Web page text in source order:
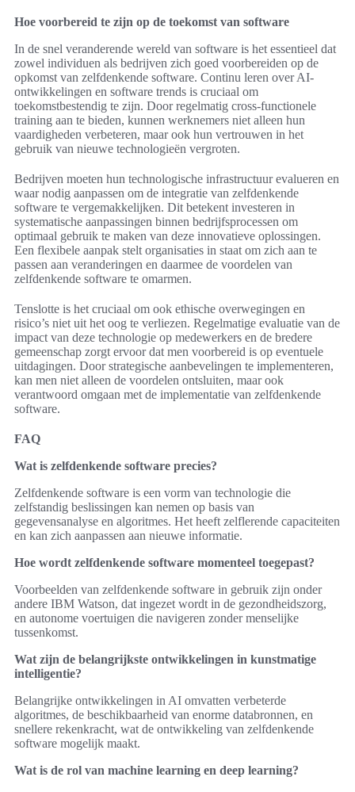
Hoe voorbereid te zijn op de toekomst van software
In de snel veranderende wereld van software is het essentieel dat
zowel individuen als bedrijven zich goed voorbereiden op de
opkomst van zelfdenkende software. Continu leren over AI-
ontwikkelingen en software trends is cruciaal om
toekomstbestendig te zijn. Door regelmatig cross-functionele
training aan te bieden, kunnen werknemers niet alleen hun
vaardigheden verbeteren, maar ook hun vertrouwen in het
gebruik van nieuwe technologieën vergroten.
Bedrijven moeten hun technologische infrastructuur evalueren en
waar nodig aanpassen om de integratie van zelfdenkende
software te vergemakkelijken. Dit betekent investeren in
systematische aanpassingen binnen bedrijfsprocessen om
optimaal gebruik te maken van deze innovatieve oplossingen.
Een flexibele aanpak stelt organisaties in staat om zich aan te
passen aan veranderingen en daarmee de voordelen van
zelfdenkende software te omarmen.
Tenslotte is het cruciaal om ook ethische overwegingen en
risico’s niet uit het oog te verliezen. Regelmatige evaluatie van de
impact van deze technologie op medewerkers en de bredere
gemeenschap zorgt ervoor dat men voorbereid is op eventuele
uitdagingen. Door strategische aanbevelingen te implementeren,
kan men niet alleen de voordelen ontsluiten, maar ook
verantwoord omgaan met de implementatie van zelfdenkende
software.
FAQ
Wat is zelfdenkende software precies?
Zelfdenkende software is een vorm van technologie die
zelfstandig beslissingen kan nemen op basis van
gegevensanalyse en algoritmes. Het heeft zelflerende capaciteiten
en kan zich aanpassen aan nieuwe informatie.
Hoe wordt zelfdenkende software momenteel toegepast?
Voorbeelden van zelfdenkende software in gebruik zijn onder
andere IBM Watson, dat ingezet wordt in de gezondheidszorg,
en autonome voertuigen die navigeren zonder menselijke
tussenkomst.
Wat zijn de belangrijkste ontwikkelingen in kunstmatige
intelligentie?
Belangrijke ontwikkelingen in AI omvatten verbeterde
algoritmes, de beschikbaarheid van enorme databronnen, en
snellere rekenkracht, wat de ontwikkeling van zelfdenkende
software mogelijk maakt.
Wat is de rol van machine learning en deep learning?